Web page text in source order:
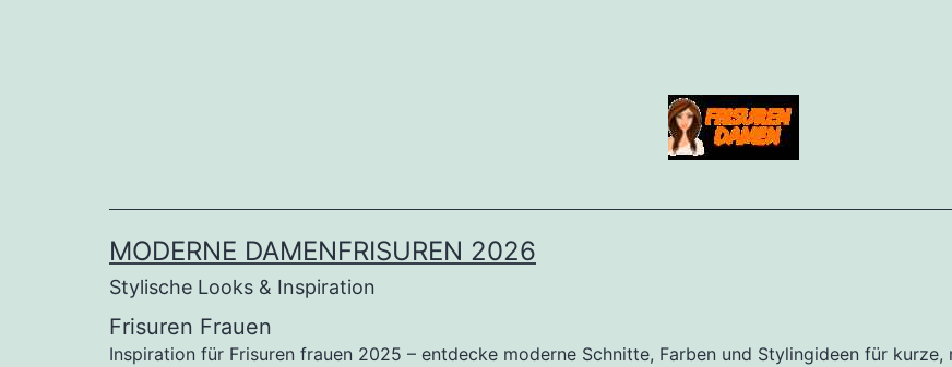
MODERNE DAMENFRISUREN 2026
Stylische Looks & Inspiration
Frisuren Frauen
Inspiration für Frisuren frauen 2025 – entdecke moderne Schnitte, Farben und Stylingideen für